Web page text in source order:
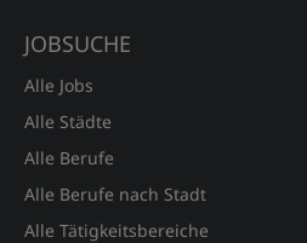
JOBSUCHE
Alle Jobs
Alle Städte
Alle Berufe
Alle Berufe nach Stadt
Alle Tätigkeitsbereiche